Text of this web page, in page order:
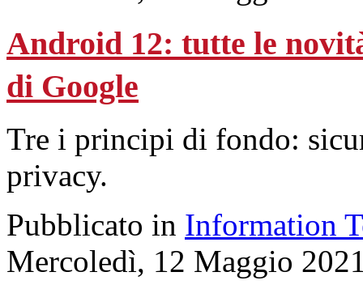
Android 12: tutte le
di Google
Tre i principi di fondo:
privacy.
Pubblicato in Information
Mercoledì, 12 Maggio